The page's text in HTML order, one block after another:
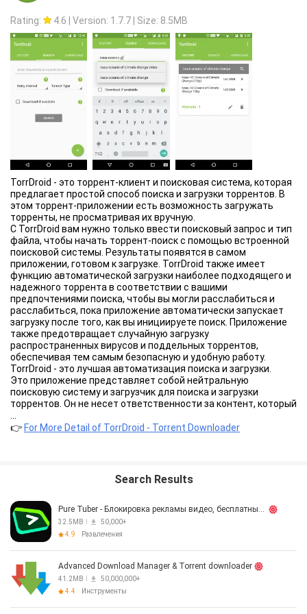
Не упустите возможность насладиться экшеном — скачайте
Standoff 2 и станьте частью мирового игрового сообщества!
Общайтесь с игроками в социальных сетях и будьте в курсе
последних событий:
VK: https://vk.com/standoff2_official
Youtube: https://www.youtube.com/@Standoff2Game
Discord: https://discord.gg/standoff2
TikTok: https://www.tiktok.com/@official_standoff_2
Telegram: https://t.me/play_standoff2
Нужна помощь или есть вопросы? Посетите нашу службу
технической поддержки: https://help.standoff2.com
Участвуйте в эпических сражениях, покажите свои навыки и
доминируйте на арене Standoff 2!
Rating: 4.6 Version: 1.7.7 Size: 8.5MB
TorrDroid - это торрент-клиент и поисковая система, которая
предлагает простой способ поиска и загрузки торрентов. В
этом торрент-приложении есть возможность загружать
торренты, не просматривая их вручную.
С TorrDroid вам нужно только ввести поисковый запрос и тип
файла, чтобы начать торрент-поиск с помощью встроенной
поисковой системы. Результаты появятся в самом
приложении, готовом к загрузке. TorrDroid также имеет
функцию автоматической загрузки наиболее подходящего и
надежного торрента в соответствии с вашими
предпочтениями поиска, чтобы вы могли расслабиться и
расслабиться, пока приложение автоматически запускает
загрузку после того, как вы инициируете поиск. Приложение
также предотвращает случайную загрузку
распространенных вирусов и поддельных торрентов,
обеспечивая тем самым безопасную и удобную работу.
TorrDroid - это лучшая автоматизация поиска и загрузки.
Это приложение представляет собой нейтральную
поисковую систему и загрузчик для поиска и загрузки
торрентов. Он не несет ответственности за контент, который
руководствуйтесь собственными суждениями в
всегда приветствуется.
встроенной поисковой системы или поиска вручную из
приложения.
- Открытие файлов .torrent из файловой системы Android
прямо в приложении.
прямо в приложении.
- Скачивайте торренты на высокой скорости (без
ограничений)
👉 For More Detail of TorrDroid - Torrent Downloader
Search Results
Pure Tuber - Блокировка рекламы видео, бесплатный Premium
32.5MB
50,000+
4.9
Развлечения
Advanced Download Manager & Torrent downloader
41.2MB
50,000,000+
4.4
Инструменты